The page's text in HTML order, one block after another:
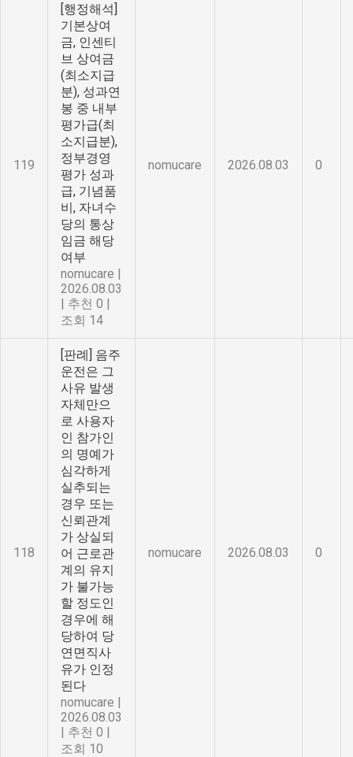
119
[행정해석]
기본상여
금, 인센티
브 상여금
(최소지급
분), 성과연
봉 중 내부
평가급(최
소지급분),
정부경영
평가 성과
급, 기념품
비, 자녀수
당의 통상
임금 해당
여부
nomucare |
2026.08.03
| 추천 0 |
조회 14
nomucare 2026.08.03 0
118
[판례] 음주
운전은 그
사유 발생
자체만으
로 사용자
인 참가인
의 명예가
심각하게
실추되는
경우 또는
신뢰관계
가 상실되
어 근로관
계의 유지
가 불가능
할 정도인
경우에 해
당하여 당
연면직사
유가 인정
된다
nomucare |
2026.08.03
| 추천 0 |
조회 10
nomucare 2026.08.03 0